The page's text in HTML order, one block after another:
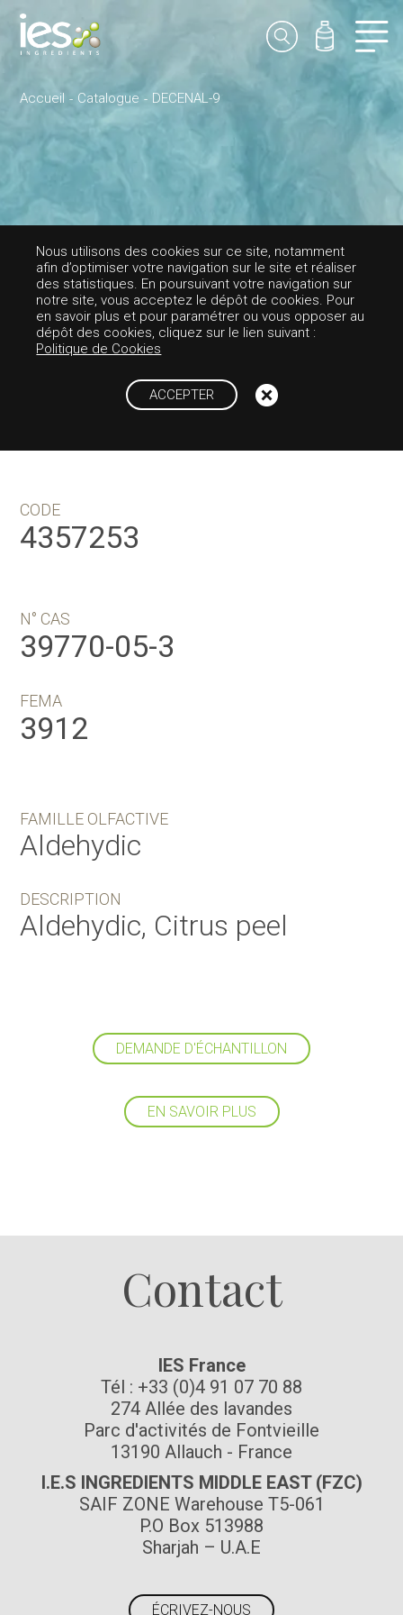
Accueil Catalogue DECENAL-9
PARFUMS-ALDÉHYDÉE
DECENAL-9
Nous utilisons des cookies sur ce site, notamment
afin d’optimiser votre navigation sur le site et réaliser
des statistiques. En poursuivant votre navigation sur
notre site, vous acceptez le dépôt de cookies. Pour
en savoir plus et pour paramétrer ou vous opposer au
dépôt des cookies, cliquez sur le lien suivant :
Politique de Cookies
ACCEPTER
CODE
4357253
N° CAS
39770-05-3
FEMA
3912
FAMILLE OLFACTIVE
Aldehydic
DESCRIPTION
Aldehydic, Citrus peel
DEMANDE D'ÉCHANTILLON
EN SAVOIR PLUS
Contact
IES France
Tél : +33 (0)4 91 07 70 88
274 Allée des lavandes
Parc d'activités de Fontvieille
13190 Allauch - France
I.E.S INGREDIENTS MIDDLE EAST (FZC)
SAIF ZONE Warehouse T5-061
P.O Box 513988
Sharjah – U.A.E
ÉCRIVEZ-NOUS